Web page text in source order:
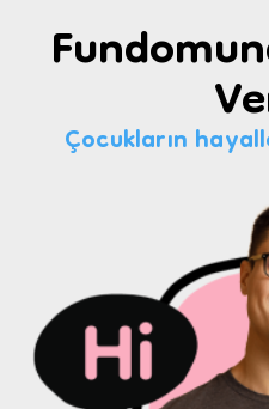
Çocukların